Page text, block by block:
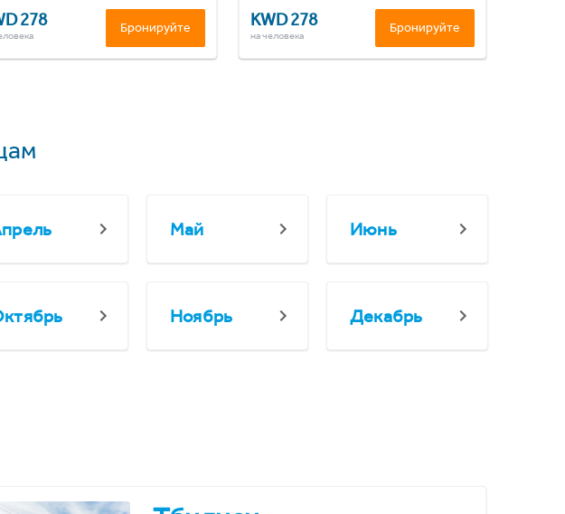
278 Бронируйте KWD 278
на человека
Бронируйте
Май Июнь
Ноябрь Декабрь